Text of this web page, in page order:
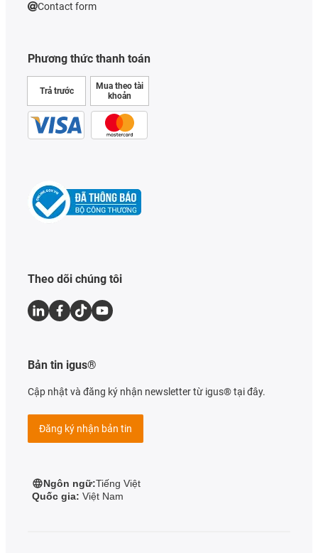
Phương thức thanh toán
Trả trước
Mua theo tài
khoản
Contact form
Theo dõi chúng tôi
Bản tin igus®
Cập nhật và đăng ký nhận newsletter từ igus® tại đây.
Đăng ký nhận bản tin
Ngôn ngữ:Tiếng Việt
Quốc gia: Việt Nam